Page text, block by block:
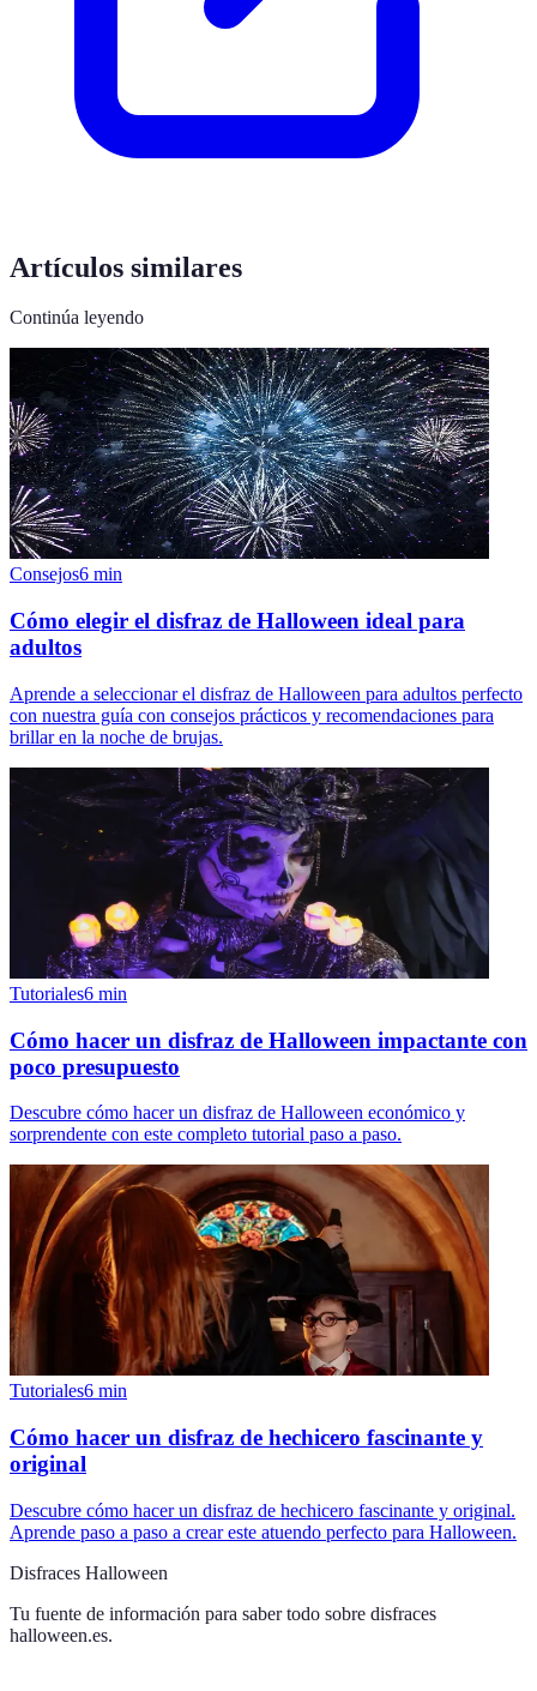
Artículos similares
Continúa leyendo
Consejos6 min
Cómo elegir el disfraz de Halloween ideal para
adultos
Aprende a seleccionar el disfraz de Halloween para adultos perfecto
con nuestra guía con consejos prácticos y recomendaciones para
brillar en la noche de brujas.
Tutoriales6 min
Cómo hacer un disfraz de Halloween impactante con
poco presupuesto
Descubre cómo hacer un disfraz de Halloween económico y
sorprendente con este completo tutorial paso a paso.
Tutoriales6 min
Cómo hacer un disfraz de hechicero fascinante y
original
Descubre cómo hacer un disfraz de hechicero fascinante y original.
Aprende paso a paso a crear este atuendo perfecto para Halloween.
Disfraces Halloween
Tu fuente de información para saber todo sobre disfraces
halloween.es.